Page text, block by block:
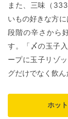
また、三味（
いもの好きな方
段階の辛さから
す。「〆の玉子
ープに玉子リゾ
グだけでなく飲ん
ホッ